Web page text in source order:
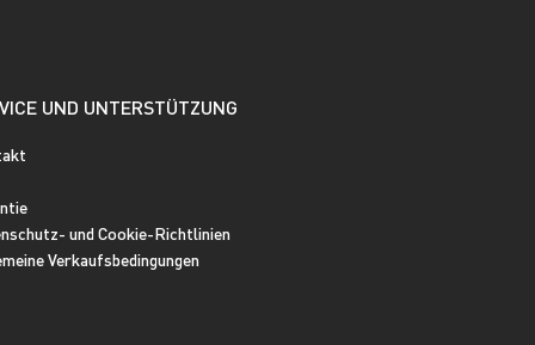
UND UNTERSTÜTZUNG
und Cookie-Richtlinien
Verkaufsbedingungen